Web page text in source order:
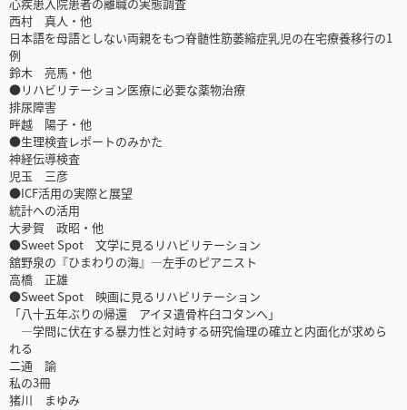
西村 真人・他
日本語を母語としない両親をもつ脊髄性筋萎縮症乳児の在宅療養移行の1
例
鈴木 亮馬・他
●リハビリテーション医療に必要な薬物治療
排尿障害
畔越 陽子・他
●生理検査レポートのみかた
神経伝導検査
児玉 三彦
●ICF活用の実際と展望
統計への活用
大夛賀 政昭・他
●Sweet Spot 文学に見るリハビリテーション
舘野泉の『ひまわりの海』―左手のピアニスト
高橋 正雄
●Sweet Spot 映画に見るリハビリテーション
「八十五年ぶりの帰還 アイヌ遺骨杵臼コタンへ」
―学問に伏在する暴力性と対峙する研究倫理の確立と内面化が求めら
れる
二通 諭
私の3冊
猪川 まゆみ